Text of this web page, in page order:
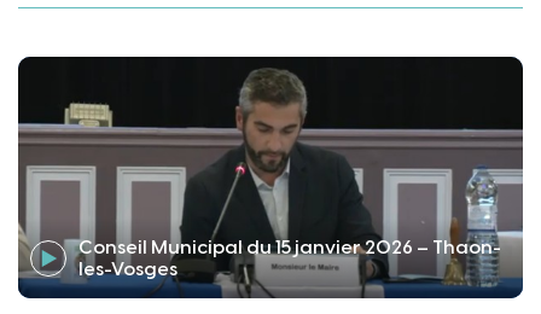
Conseil Municipal du 15 janvier 2026 – Thaon-
les-Vosges